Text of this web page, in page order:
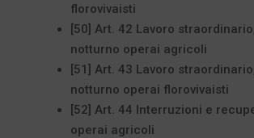
florovivaisti
[50] Art. 42 Lavoro
notturno operai agricoli
[51] Art. 43 Lavoro
notturno operai florovivaisti
[52] Art. 44 Interruzioni e
operai agricoli